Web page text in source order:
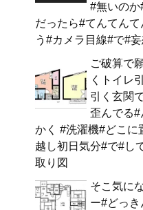
#無いのか
だったら#てんてん
う#カメラ目線#で#
ご破算で
くトイレ
引く玄関
歪んでる#
かく #洗濯機#どこに
越し初日気分#で#し
取り図
そこ気に
ー#どっき